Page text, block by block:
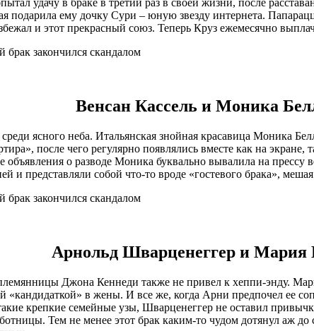
удачу в браке в третий раз в своей жизни, после
подарила ему дочку Сури – юную звезду интернета.
и этот прекрасный союз. Теперь Круз ежемесячно
Венсан Кассель и Моника
ясного неба. Итальянская знойная красавица Моника
после чего регулярно появлялись вместе как на экране,
о разводе Моника буквально вывалила на прессу
представляли собой что-то вроде «гостевого брака», мешая
Арнольд Шварценеггер и
Джона Кеннеди также не привел к хеппи-энду.
«кандидаткой» в жены. И все же, когда Арни предпочел ее
крепкие семейные узы, Шварценеггер не оставил
Тем не менее этот брак каким-то чудом дотянул аж